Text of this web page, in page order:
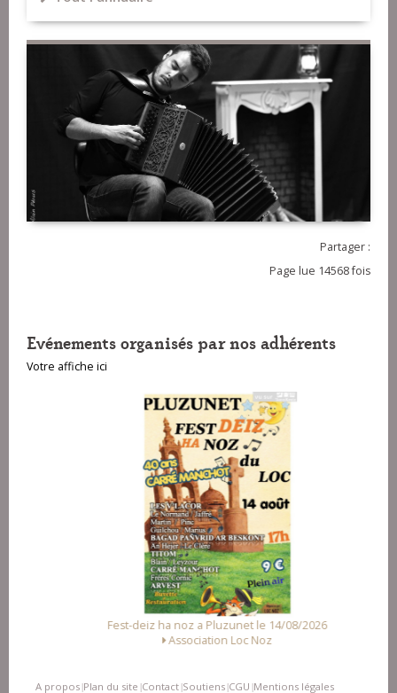
Partager :
Page lue 14568 fois
Evénements organisés par nos adhérents
Votre affiche ici
Fest-deiz ha noz a Pluzunet le 14/08/2026
Association Loc Noz
A propos Plan du site Contact Soutiens CGU Mentions légales